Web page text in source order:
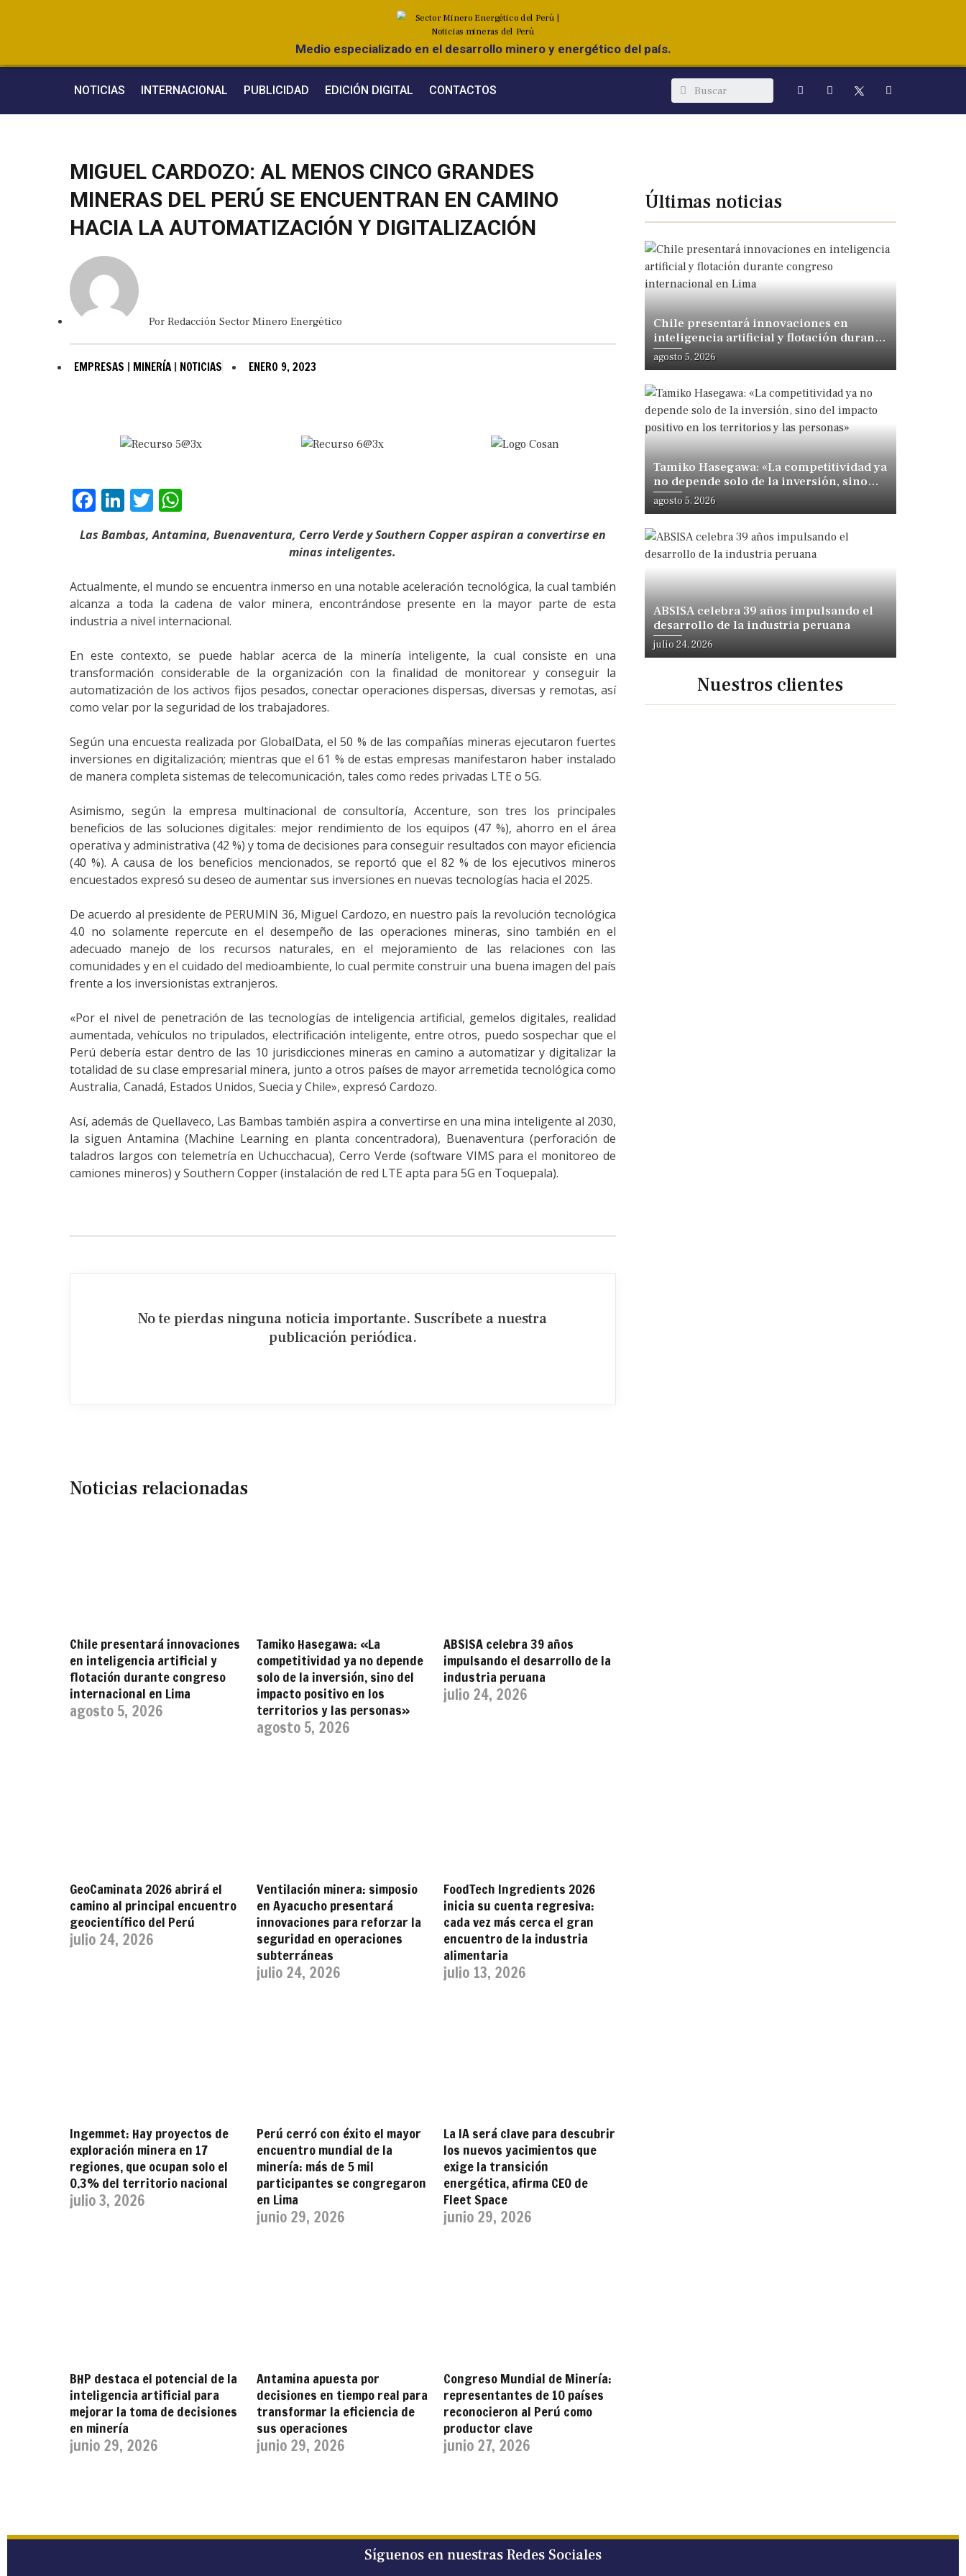
Medio especializado en el desarrollo minero y energético del país.
NOTICIAS INTERNACIONAL PUBLICIDAD EDICIÓN DIGITAL CONTACTOS
MIGUEL CARDOZO: AL MENOS CINCO GRANDES
MINERAS DEL PERÚ SE ENCUENTRAN EN CAMINO
HACIA LA AUTOMATIZACIÓN Y DIGITALIZACIÓN
Por Redacción Sector Minero Energético
EMPRESAS | MINERÍA | NOTICIAS ENERO 9, 2023
Facebook
LinkedIn
Twitter
Las Bambas, Antamina, Buenaventura, Cerro Verde y Southern Copper aspiran a convertirse en
minas inteligentes.
Actualmente, el mundo se encuentra inmerso en una notable aceleración tecnológica, la cual también
alcanza a toda la cadena de valor minera, encontrándose presente en la mayor parte de esta
industria a nivel internacional.
En este contexto, se puede hablar acerca de la minería inteligente, la cual consiste en una
transformación considerable de la organización con la finalidad de monitorear y conseguir la
automatización de los activos fijos pesados, conectar operaciones dispersas, diversas y remotas, así
como velar por la seguridad de los trabajadores.
Según una encuesta realizada por GlobalData, el 50 % de las compañías mineras ejecutaron fuertes
inversiones en digitalización; mientras que el 61 % de estas empresas manifestaron haber instalado
de manera completa sistemas de telecomunicación, tales como redes privadas LTE o 5G.
Asimismo, según la empresa multinacional de consultoría, Accenture, son tres los principales
beneficios de las soluciones digitales: mejor rendimiento de los equipos (47 %), ahorro en el área
operativa y administrativa (42 %) y toma de decisiones para conseguir resultados con mayor eficiencia
(40 %). A causa de los beneficios mencionados, se reportó que el 82 % de los ejecutivos mineros
encuestados expresó su deseo de aumentar sus inversiones en nuevas tecnologías hacia el 2025.
De acuerdo al presidente de PERUMIN 36, Miguel Cardozo, en nuestro país la revolución tecnológica
4.0 no solamente repercute en el desempeño de las operaciones mineras, sino también en el
adecuado manejo de los recursos naturales, en el mejoramiento de las relaciones con las
comunidades y en el cuidado del medioambiente, lo cual permite construir una buena imagen del país
frente a los inversionistas extranjeros.
«Por el nivel de penetración de las tecnologías de inteligencia artificial, gemelos digitales, realidad
aumentada, vehículos no tripulados, electrificación inteligente, entre otros, puedo sospechar que el
Perú debería estar dentro de las 10 jurisdicciones mineras en camino a automatizar y digitalizar la
totalidad de su clase empresarial minera, junto a otros países de mayor arremetida tecnológica como
Australia, Canadá, Estados Unidos, Suecia y Chile», expresó Cardozo.
Así, además de Quellaveco, Las Bambas también aspira a convertirse en una mina inteligente al 2030,
la siguen Antamina (Machine Learning en planta concentradora), Buenaventura (perforación de
taladros largos con telemetría en Uchucchacua), Cerro Verde (software VIMS para el monitoreo de
camiones mineros) y Southern Copper (instalación de red LTE apta para 5G en Toquepala).
No te pierdas ninguna noticia importante. Suscríbete a nuestra
publicación periódica.​
Noticias relacionadas
Chile presentará innovaciones
en inteligencia artificial y
flotación durante congreso
internacional en Lima
agosto 5, 2026
Tamiko Hasegawa: «La
competitividad ya no depende
solo de la inversión, sino del
impacto positivo en los
territorios y las personas»
agosto 5, 2026
ABSISA celebra 39 años
impulsando el desarrollo de la
industria peruana
julio 24, 2026
GeoCaminata 2026 abrirá el
camino al principal encuentro
geocientífico del Perú
julio 24, 2026
Ventilación minera: simposio
en Ayacucho presentará
innovaciones para reforzar la
seguridad en operaciones
subterráneas
julio 24, 2026
FoodTech Ingredients 2026
inicia su cuenta regresiva:
cada vez más cerca el gran
encuentro de la industria
alimentaria
julio 13, 2026
Ingemmet: Hay proyectos de
exploración minera en 17
regiones, que ocupan solo el
0.3% del territorio nacional
julio 3, 2026
Perú cerró con éxito el mayor
encuentro mundial de la
minería: más de 5 mil
participantes se congregaron
en Lima
junio 29, 2026
La IA será clave para descubrir
los nuevos yacimientos que
exige la transición
energética, afirma CEO de
Fleet Space
junio 29, 2026
BHP destaca el potencial de la
inteligencia artificial para
mejorar la toma de decisiones
en minería
junio 29, 2026
Antamina apuesta por
decisiones en tiempo real para
transformar la eficiencia de
sus operaciones
junio 29, 2026
Congreso Mundial de Minería:
representantes de 10 países
reconocieron al Perú como
productor clave
junio 27, 2026
Últimas noticias
Chile presentará innovaciones en
inteligencia artificial y flotación durante
congreso internacional en Lima
agosto 5, 2026
Tamiko Hasegawa: «La competitividad ya
no depende solo de la inversión, sino
del impacto positivo en los territorios y
las personas»
agosto 5, 2026
ABSISA celebra 39 años impulsando el
desarrollo de la industria peruana
julio 24, 2026
Nuestros clientes
Síguenos en nuestras Redes Sociales